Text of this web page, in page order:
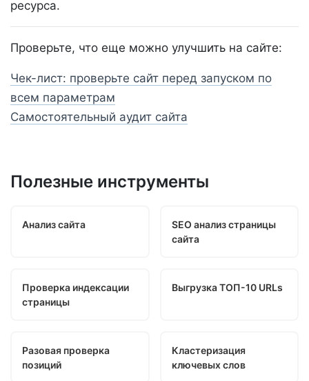
ресурса.
Проверьте, что еще можно улучшить на сайте:
Чек-лист: проверьте сайт перед запуском по
всем параметрам
Самостоятельный аудит сайта
Полезные инструменты
Анализ сайта
SEO анализ страницы
сайта
Проверка индексации
страницы
Выгрузка ТОП-10 URLs
Разовая проверка
позиций
Кластеризация
ключевых слов